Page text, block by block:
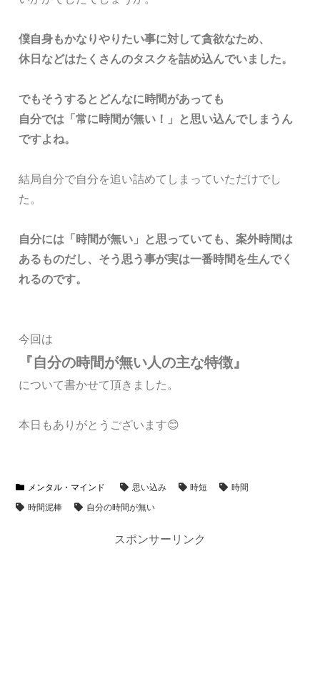
僕自身もかなりやりたい事に対して貪欲なため、
休日などはたくさんのタスクを詰め込んでいました。
でもそうするとどんなに時間があっても
自分では「常に時間が無い！」と思い込んでしまうん
ですよね。
結局自分で自分を追い詰めてしまっていただけでし
た。
自分には「時間が無い」と思っていても、案外時間は
あるものだし、そう思う事が実は一番時間を生んでく
れるのです。
今回は
『自分の時間が無い人の主な特徴』
について書かせて頂きました。
本日もありがとうございます😊
メンタル・マインド 思い込み 時短
時間
時間泥棒
自分の時間が無い
スポンサーリンク